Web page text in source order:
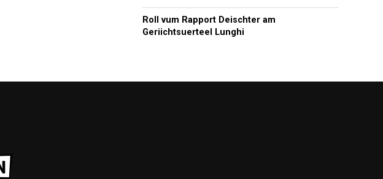
Roll vum Rapport Deischter am
Geriichtsuerteel Lunghi